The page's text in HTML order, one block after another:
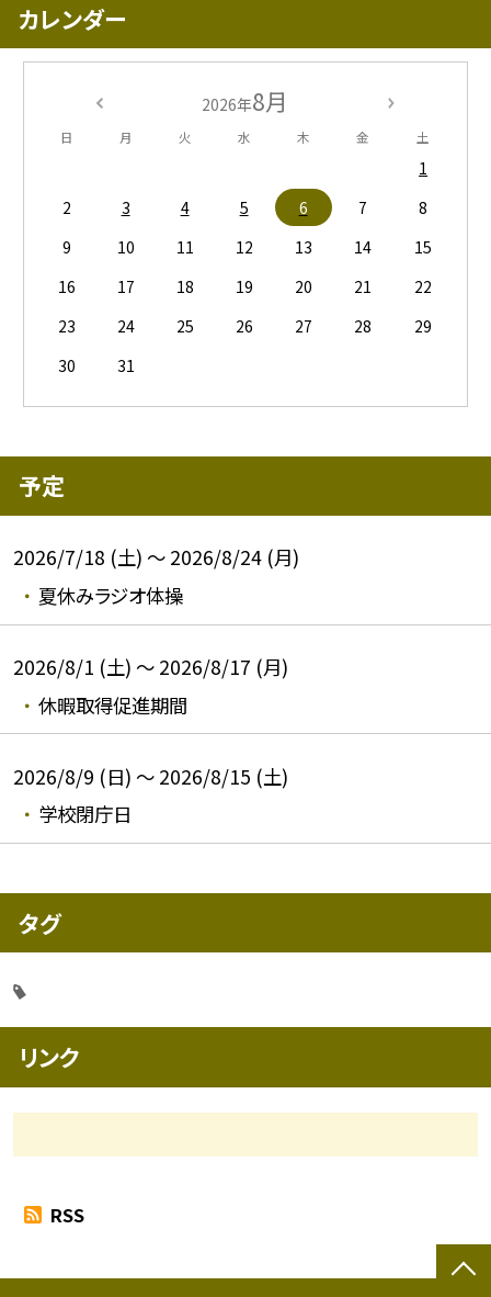
カレンダー
2026年8月
日 月 火 水 木 金 土
1
2
3 4 5 6 7
8
9
10 11 12 13 14
15
16
17 18 19 20 21
22
23
24 25 26 27 28
29
30
31
予定
2026/7/18 (土) ～ 2026/8/24 (月)
夏休みラジオ体操
2026/8/1 (土) ～ 2026/8/17 (月)
休暇取得促進期間
2026/8/9 (日) ～ 2026/8/15 (土)
学校閉庁日
タグ
リンク
RSS